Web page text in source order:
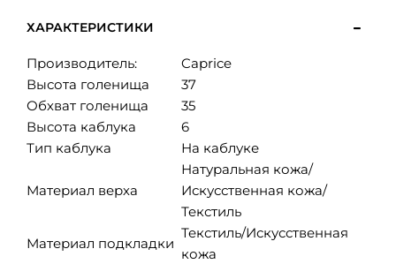
ХАРАКТЕРИСТИКИ
Производитель:
Caprice
Высота голенища
37
Обхват голенища
35
Высота каблука
6
Тип каблука
На каблуке
Материал верха
Натуральная кожа/
Искусственная кожа/
Текстиль
Материал подкладки
Текстиль/Искусственная
кожа